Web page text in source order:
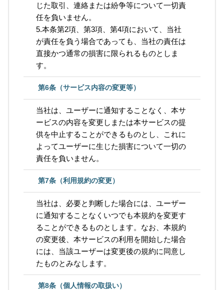
じた取引、連絡または紛争等について一切責
任を負いません。
5.本条第2項、第3項、第4項において、当社
が責任を負う場合であっても、当社の責任は
直接かつ通常の損害に限られるものとしま
す。
第6条（サービス内容の変更等）
当社は、ユーザーに通知することなく、本サ
ービスの内容を変更しまたは本サービスの提
供を中止することができるものとし、これに
よってユーザーに生じた損害について一切の
責任を負いません。
第7条（利用規約の変更）
当社は、必要と判断した場合には、ユーザー
に通知することなくいつでも本規約を変更す
ることができるものとします。なお、本規約
の変更後、本サービスの利用を開始した場合
には、当該ユーザーは変更後の規約に同意し
たものとみなします。
第8条（個人情報の取扱い）